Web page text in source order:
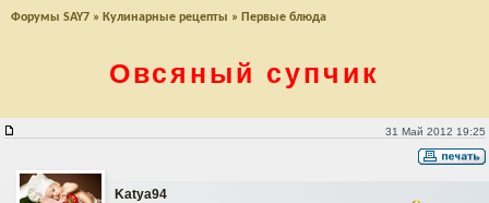
Форумы SAY7 » Кулинарные рецепты » Первые блюда
Овсяный супчик
31 Май 2012 19:25
Katya94